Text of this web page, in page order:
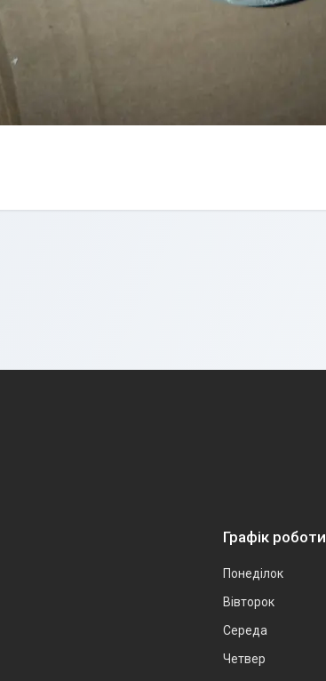
Графік роботи
Понеділок
Вівторок
Середа
Четвер